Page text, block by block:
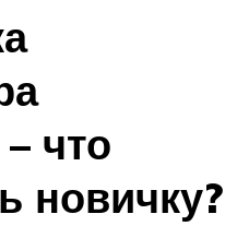
что
новичку?